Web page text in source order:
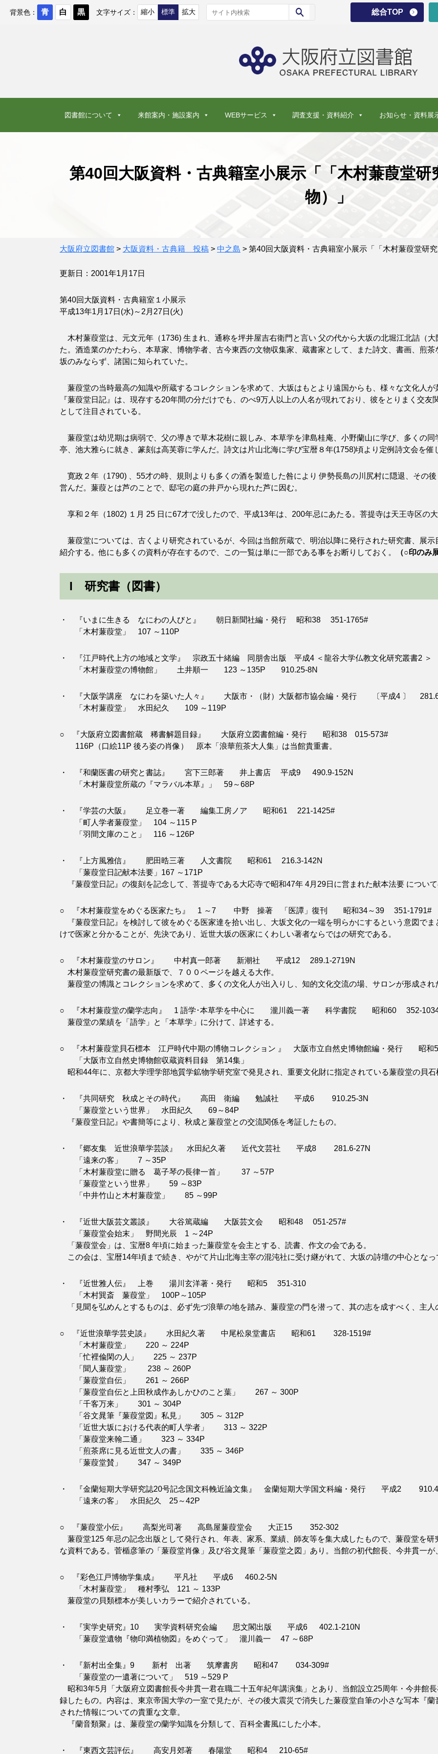
図書館について 来館案内・施設案内 WEBサービス 調査支援・資料紹介 お知らせ・資料展
背景色： 文字サイズ： 総合TOP
第40回大阪資料・古典籍室小展示「「木村蒹葭堂
物）」
大阪府立図書館 > 大阪資料・古典籍 投稿 > 中之島 > 第40回大阪資料・古典籍室小展示「「木村蒹葭堂研
更新日：2001年1月17日
第40回大阪資料・古典籍室１小展示
平成13年1月17日(水)～2月27日(火)
木村蒹葭堂は、元文元年（1736) 生まれ、通称を坪井屋吉右衛門と言い 父の代から大坂の北堀江北詰（
た。酒造業のかたわら、本草家、博物学者、古今東西の文物収集家、蔵書家として、また詩文、書画、煎
坂のみならず、諸国に知られていた。
蒹葭堂の当時最高の知識や所蔵するコレクションを求めて、大坂はもとより遠国からも、様々な文化人
『蒹葭堂日記』は、現存する20年間の分だけでも、のべ9万人以上の人名が現れており、彼をとりまく交
として注目されている。
蒹葭堂は幼児期は病弱で、父の導きで草木花樹に親しみ、本草学を津島桂庵、小野蘭山に学び、多くの
亭、池大雅らに就き、篆刻は高芙蓉に学んだ。詩文は片山北海に学び宝暦８年(1758)頃より定例詩文会を催
寛政２年（1790) 、55才の時、規則よりも多くの酒を製造した咎により 伊勢長島の川尻村に隠退、その
営んだ。蒹葭とは芦のことで、邸宅の庭の井戸から現れた芦に因む。
享和２年（1802) １月 25 日に67才で没したので、平成13年は、200年忌にあたる。菩提寺は天王寺区の
蒹葭堂については、古くより研究されているが、今回は当館所蔵で、明治以降に発行された研究書、展
紹介する。他にも多くの資料が存在するので、この一覧は単に一部である事をお断りしておく。
（○印のみ
I 研究書（図書）
・ 『いまに生きる なにわの人びと』 朝日新聞社編・発行 昭和38 351-1765#
「木村蒹葭堂」 107 ～110P
・ 『江戸時代上方の地域と文学』 宗政五十緒編 同朋舎出版 平成4 ＜龍谷大学仏教文化研究叢書2 ＞
「木村蒹葭堂の博物館」 土井順一 123 ～135P 910.25-8N
・ 『大阪学講座 なにわを築いた人々』 大阪市・（財）大阪都市協会編・発行 〔平成4 〕
「木村蒹葭堂」 水田紀久 109 ～119P
○ 『大阪府立図書館蔵 稀書解題目録』 大阪府立図書館編・発行 昭和38 015-573#
116P（口絵11P 後ろ姿の肖像） 原本「浪華煎茶大人集」は当館貴重書。
・ 『和蘭医書の研究と書誌』 宮下三郎著 井上書店 平成9 490.9-152N
「木村蒹葭堂所蔵の『マラバル本草』」 59～68P
・ 『学芸の大阪』 足立巻一著 編集工房ノア 昭和61 221-1425#
「町人学者蒹葭堂」 104 ～115 P
「羽間文庫のこと」 116 ～126P
・ 『上方風雅信』 肥田晧三著 人文書院 昭和61 216.3-142N
「蒹葭堂日記献本法要」167 ～171P
『蒹葭堂日記』の復刻を記念して、菩提寺である大応寺で昭和47年 4月29日に営まれた献本法要 につい
○ 『木村蒹葭堂をめぐる医家たち』 1 ～7 中野 操著 「医譚」復刊 昭和34～39 351-1791#
『蒹葭堂日記』を検討して彼をめぐる医家達を拾い出し、大坂文化の一端を明らかにするという意図で
けで医家と分かることが、先決であり、近世大坂の医家にくわしい著者ならではの研究である。
○ 『木村蒹葭堂のサロン』 中村真一郎著 新潮社 平成12 289.1-2719N
木村蒹葭堂研究書の最新版で、７００ページを越える大作。
蒹葭堂の博識とコレクションを求めて、多くの文化人が出入りし、知的文化交流の場、サロンが形成さ
○ 『木村蒹葭堂の蘭学志向』 1 語学･本草学を中心に 瀧川義一著 科学書院 昭和60 352-
蒹葭堂の業績を「語学」と「本草学」に分けて、詳述する。
○ 『木村蒹葭堂貝石標本 江戸時代中期の博物コレクション 』 大阪市立自然史博物館編・発行 昭和
「大阪市立自然史博物館収蔵資料目録 第14集」
昭和44年に、京都大学理学部地質学鉱物学研究室で発見され、重要文化財に指定されている蒹葭堂の貝
・ 『共同研究 秋成とその時代』 高田 衛編 勉誠社 平成6 910.25-3N
「蒹葭堂という世界」 水田紀久 69～84P
『蒹葭堂日記』や書簡等により、秋成と蒹葭堂との交流関係を考証したもの。
・ 『郷友集 近世浪華学芸談』 水田紀久著 近代文芸社 平成8 281.6-27N
「遠来の客」 7 ～35P
「木村蒹葭堂に贈る 葛子琴の長律一首」 37 ～57P
「蒹葭堂という世界」 59 ～83P
「中井竹山と木村蒹葭堂」 85 ～99P
・ 『近世大阪芸文叢談』 大谷篤蔵編 大阪芸文会 昭和48 051-257#
「蒹葭堂会始末」 野間光辰 1 ～24P
「蒹葭堂会」は、宝暦8 年頃に始まった蒹葭堂を会主とする、読書、作文の会である。
この会は、宝暦14年頃まで続き、やがて片山北海主宰の混沌社に受け継がれて、大坂の詩壇の中心となっ
・ 『近世雅人伝』 上巻 湯川玄洋著・発行 昭和5 351-310
「木村巽斎 蒹葭堂」 100P～105P
「見聞を弘めんとするものは、必ず先づ浪華の地を踏み、蒹葭堂の門を潜って、其の志を成すべく、主
○ 『近世浪華学芸史談』 水田紀久著 中尾松泉堂書店 昭和61 328-1519#
「木村蒹葭堂」 220 ～ 224P
「忙裡偸閑の人」 225 ～ 237P
「聞人蒹葭堂」 238 ～ 260P
「蒹葭堂自伝」 261 ～ 266P
「蒹葭堂自伝と上田秋成作あしかひのこと葉」 267 ～ 300P
「千客万来」 301 ～ 304P
「谷文晁筆『蒹葭堂図』私見」 305 ～ 312P
「近世大坂における代表的町人学者」 313 ～ 322P
「蒹葭堂来翰二通」 323 ～ 334P
「煎茶席に見る近世文人の書」 335 ～ 346P
「蒹葭堂賛」 347 ～ 349P
・ 『金蘭短期大学研究誌20号記念国文科輓近論文集』 金蘭短期大学国文科編・発行 平成2
「遠来の客」 水田紀久 25～42P
○ 『蒹葭堂小伝』 高梨光司著 高島屋蒹葭堂会 大正15 352-302
蒹葭堂125 年忌の記念出版として発行され、年表、家系、業績、師友等を集大成したもので、蒹葭堂を
な資料である。菅楯彦筆の「蒹葭堂肖像」及び谷文晁筆「蒹葭堂之図」あり。当館の初代館長、今井貫一
○ 『彩色江戸博物学集成』 平凡社 平成6 460.2-5N
「木村蒹葭堂」 種村季弘 121 ～ 133P
蒹葭堂の貝類標本が美しいカラーで紹介されている。
・ 『実学史研究』10 実学資料研究会編 思文閣出版 平成6 402.1-210N
「蒹葭堂遺物『物印満植物図』をめぐって」 瀧川義一 47 ～68P
・ 『新村出全集』9 新村 出著 筑摩書房 昭和47 034-309#
「蒹葭堂の一遺著について」 519 ～529 P
昭和3年5月「大阪府立図書館長今井貫一君在職二十五年紀年講演集」とあり、当館設立25周年・今井館
録したもの。内容は、東京帝国大学の一室で見たが、その後大震災で消失した蒹葭堂自筆の小さな写本『
された情報についての貴重な文章。
『蘭音類聚』は、蒹葭堂の蘭学知識を分類して、百科全書風にした小本。
・ 『東西文芸評伝』 高安月郊著 春陽堂 昭和4 210-65#